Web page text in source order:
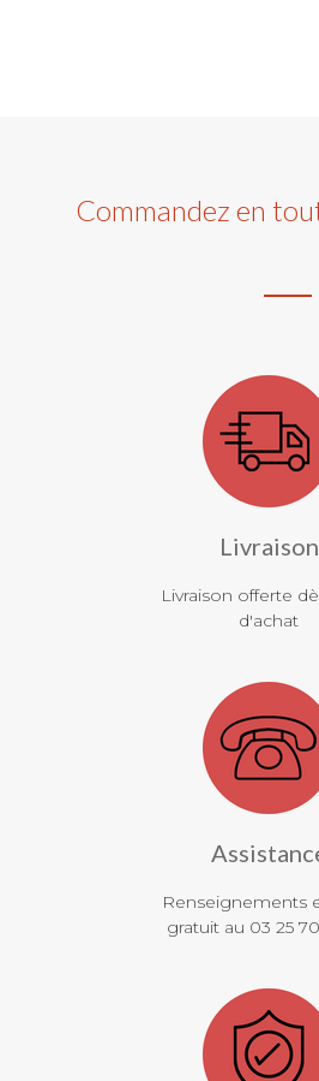
Commandez en
Livraison
Livraison offerte
d'achat
Renseignements
gratuit au 03 25